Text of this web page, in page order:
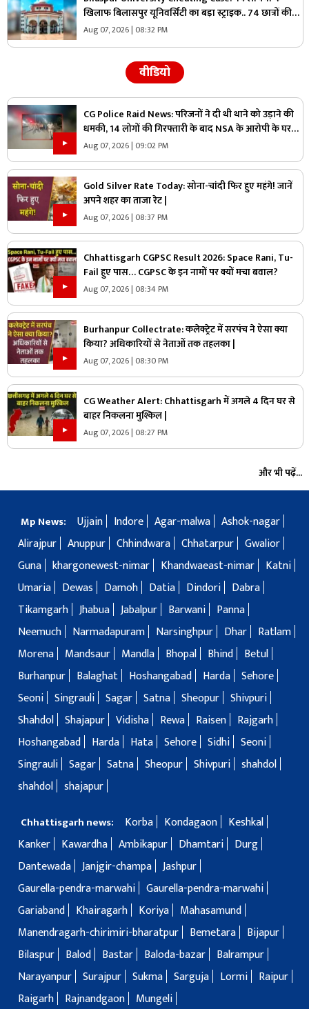
खिलाफ बिलासपुर यूनिवर्सिटी का बड़ा स्ट्राइक.. 74 छात्रों की
परीक्षा रद्द, 45 हजार से ज्यादा छात्रों ने दी थी परीक्षा..
Aug 07, 2026 | 08:32 PM
वीडियो
CG Police Raid News: परिजनों ने दी थी थाने को उड़ाने की
धमकी, 14 लोगों की गिरफ्तारी के बाद NSA के आरोपी के घर
पुलिस ने मारा छापा, जांच में मिली ये चौंकाने वाली चीज
Aug 07, 2026 | 09:02 PM
Gold Silver Rate Today: सोना-चांदी फिर हुए महंगे! जानें
अपने शहर का ताजा रेट |
Aug 07, 2026 | 08:37 PM
Chhattisgarh CGPSC Result 2026: Space Rani, Tu-
Fail हुए पास… CGPSC के इन नामों पर क्यों मचा बवाल?
Aug 07, 2026 | 08:34 PM
Burhanpur Collectrate: कलेक्ट्रेट में सरपंच ने ऐसा क्या
किया? अधिकारियों से नेताओं तक तहलका |
Aug 07, 2026 | 08:30 PM
CG Weather Alert: Chhattisgarh में अगले 4 दिन घर से
बाहर निकलना मुश्किल |
Aug 07, 2026 | 08:27 PM
और भी पढ़ें...
Mp News: Ujjain Indore Agar-malwa Ashok-nagar
Alirajpur Anuppur Chhindwara Chhatarpur Gwalior
Guna khargonewest-nimar Khandwaeast-nimar
Katni
Umaria
Dewas Damoh Datia Dindori
Dabra
Tikamgarh Jhabua Jabalpur Barwani
Panna
Neemuch
Narmadapuram Narsinghpur Dhar
Ratlam
Morena
Mandsaur Mandla Bhopal Bhind
Betul
Burhanpur
Balaghat Hoshangabad Harda Sehore
Seoni Singrauli Sagar Satna Sheopur Shivpuri
Shahdol Shajapur Vidisha Rewa Raisen
Rajgarh
Hoshangabad
Harda Hata Sehore Sidhi Seoni
Singrauli Sagar Satna Sheopur Shivpuri shahdol
shahdol shajapur
Chhattisgarh news: Korba Kondagaon
Keshkal
Kanker
Kawardha Ambikapur Dhamtari
Durg
Dantewada Janjgir-champa Jashpur
Gaurella-pendra-marwahi Gaurella-pendra-marwahi
Gariaband
Khairagarh Koriya
Mahasamund
Manendragarh-chirimiri-bharatpur
Bemetara
Bijapur
Bilaspur
Balod Bastar Baloda-bazar
Balrampur
Narayanpur Surajpur Sukma Sarguja Lormi
Raipur
Raigarh
Rajnandgaon Mungeli